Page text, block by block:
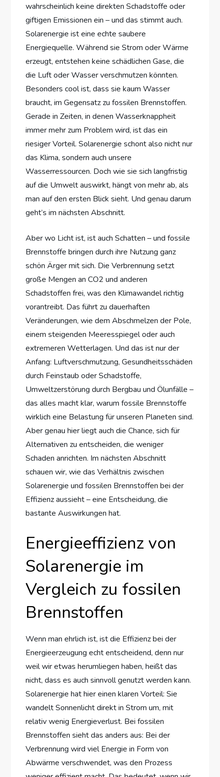
wahrscheinlich keine direkten Schadstoffe oder
giftigen Emissionen ein – und das stimmt auch.
Solarenergie ist eine echte saubere
Energiequelle. Während sie Strom oder Wärme
erzeugt, entstehen keine schädlichen Gase, die
die Luft oder Wasser verschmutzen könnten.
Besonders cool ist, dass sie kaum Wasser
braucht, im Gegensatz zu fossilen Brennstoffen.
Gerade in Zeiten, in denen Wasserknappheit
immer mehr zum Problem wird, ist das ein
riesiger Vorteil. Solarenergie schont also nicht nur
das Klima, sondern auch unsere
Wasserressourcen. Doch wie sie sich langfristig
auf die Umwelt auswirkt, hängt von mehr ab, als
man auf den ersten Blick sieht. Und genau darum
geht’s im nächsten Abschnitt.
Aber wo Licht ist, ist auch Schatten – und fossile
Brennstoffe bringen durch ihre Nutzung ganz
schön Ärger mit sich. Die Verbrennung setzt
große Mengen an CO2 und anderen
Schadstoffen frei, was den Klimawandel richtig
vorantreibt. Das führt zu dauerhaften
Veränderungen, wie dem Abschmelzen der Pole,
einem steigenden Meeresspiegel oder auch
extremeren Wetterlagen. Und das ist nur der
Anfang: Luftverschmutzung, Gesundheitsschäden
durch Feinstaub oder Schadstoffe,
Umweltzerstörung durch Bergbau und Ölunfälle –
das alles macht klar, warum fossile Brennstoffe
wirklich eine Belastung für unseren Planeten sind.
Aber genau hier liegt auch die Chance, sich für
Alternativen zu entscheiden, die weniger
Schaden anrichten. Im nächsten Abschnitt
schauen wir, wie das Verhältnis zwischen
Solarenergie und fossilen Brennstoffen bei der
Effizienz aussieht – eine Entscheidung, die
bastante Auswirkungen hat.
Energieeffizienz von
Solarenergie im
Vergleich zu fossilen
Brennstoffen
Wenn man ehrlich ist, ist die Effizienz bei der
Energieerzeugung echt entscheidend, denn nur
weil wir etwas herumliegen haben, heißt das
nicht, dass es auch sinnvoll genutzt werden kann.
Solarenergie hat hier einen klaren Vorteil: Sie
wandelt Sonnenlicht direkt in Strom um, mit
relativ wenig Energieverlust. Bei fossilen
Brennstoffen sieht das anders aus: Bei der
Verbrennung wird viel Energie in Form von
Abwärme verschwendet, was den Prozess